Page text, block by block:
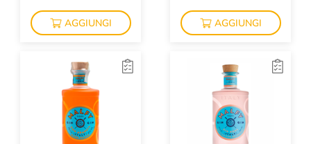
AGGIUNGI AGGIUNGI